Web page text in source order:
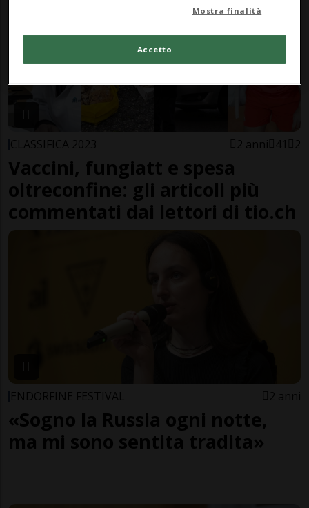
CLASSIFICA 2023 2 anni 41 2
Vaccini, fungiatt e spesa
oltreconfine: gli articoli più
commentati dai lettori di tio.ch
ENDORFINE FESTIVAL 2 anni
«Sogno la Russia ogni notte,
ma mi sono sentita tradita»
Mostra finalità
Accetto